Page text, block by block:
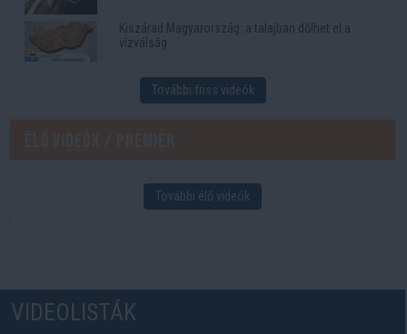
Kiszárad Magyarország: a talajban dőlhet el a
vízválság
További friss videók
További élő videók
VIDEOLISTÁK